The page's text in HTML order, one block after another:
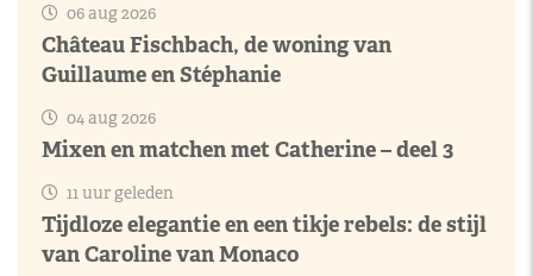
06 aug 2026
Château Fischbach, de woning van
Guillaume en Stéphanie
04 aug 2026
Mixen en matchen met Catherine – deel 3
11 uur geleden
Tijdloze elegantie en een tikje rebels: de stijl
van Caroline van Monaco